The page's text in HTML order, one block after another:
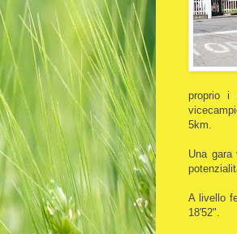
proprio i
5km.
Una
A livello
18'52".